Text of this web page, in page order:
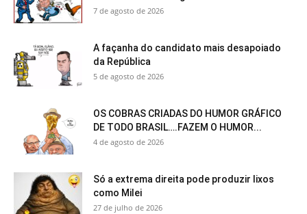
7 de agosto de 2026
A façanha do candidato mais desapoiado
da República
5 de agosto de 2026
OS COBRAS CRIADAS DO HUMOR GRÁFICO
DE TODO BRASIL….FAZEM O HUMOR...
4 de agosto de 2026
Só a extrema direita pode produzir lixos
como Milei
27 de julho de 2026